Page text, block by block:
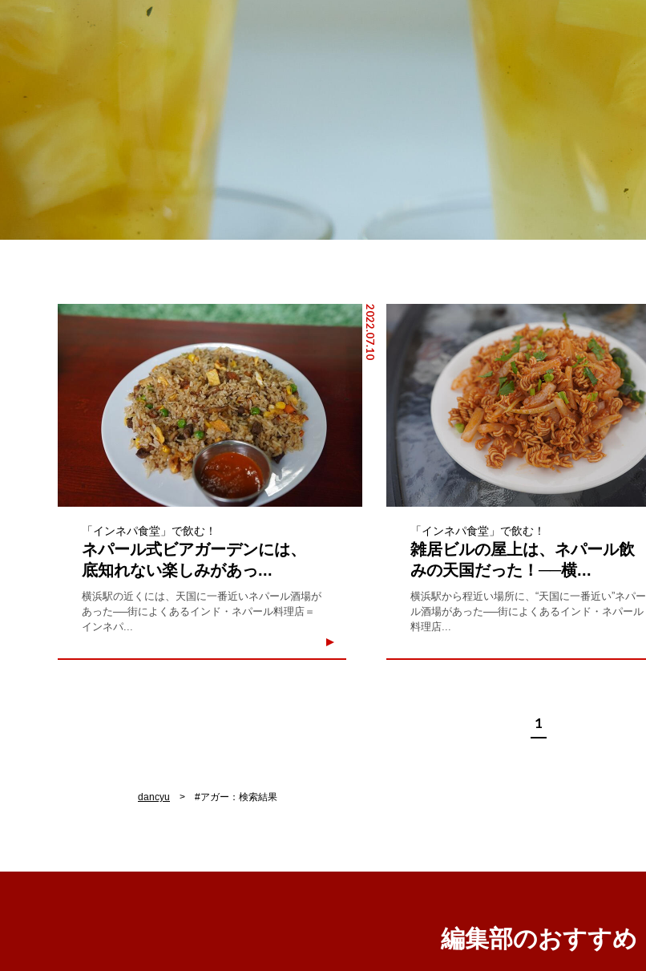
2022.07.10
「インネパ食堂」で飲む！
ネパール式ビアガーデンには、
底知れない楽しみがあっ...
横浜駅の近くには、天国に一番近いネパール酒場が
あった──街によくあるインド・ネパール料理店＝
インネパ...
「インネパ食堂」で飲む！
雑居ビルの屋上は、ネパール飲
みの天国だった！──横...
横浜駅から程近い場所に、“天国に一番近い”ネパー
ル酒場があった──街によくあるインド・ネパール
料理店...
1
dancyu #アガー：検索結果
編集部のおすすめ